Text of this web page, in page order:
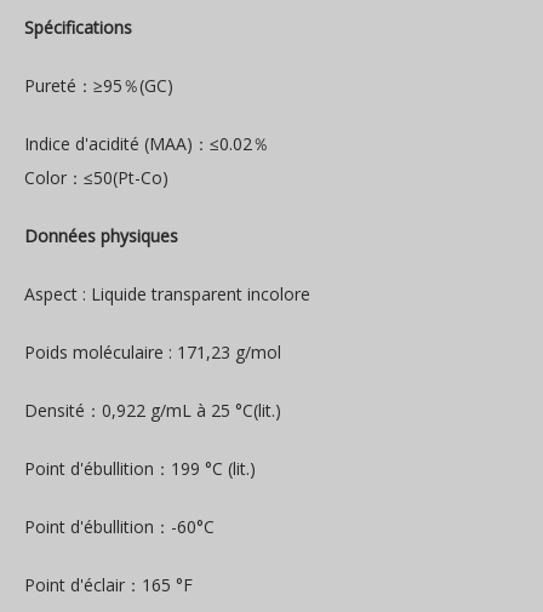
Spécifications
Pureté：≥95％(GC)
Indice d'acidité (MAA)：≤0.02％
Color：≤50(Pt-Co)
Données physiques
Aspect : Liquide transparent incolore
Poids moléculaire : 171,23 g/mol
Densité：0,922 g/mL à 25 °C(lit.)
Point d'ébullition：199 °C (lit.)
Point d'ébullition：-60°C
Point d'éclair：165 °F